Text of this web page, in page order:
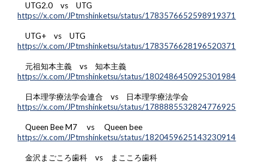
UTG2.0 vs UTG
https://x.com/JPtmshinketsu/status/1783576652598919371
UTG+ vs UTG
https://x.com/JPtmshinketsu/status/1783576628196520371
元祖知本主義 vs 知本主義
https://x.com/JPtmshinketsu/status/1802486450925301984
日本理学療法学会連合 vs 日本理学療法学会
https://x.com/JPtmshinketsu/status/1788885532824776925
Queen Bee M7 vs Queen bee
https://x.com/JPtmshinketsu/status/1820459625143230914
金沢まごころ歯科 vs まこころ歯科